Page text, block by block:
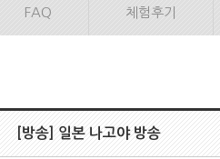
FAQ 체험후기
[방송] 일본 나고야 방송